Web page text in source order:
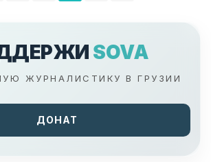
SOVA
ЖУРНАЛИСТИКУ В ГРУЗИИ
ДОНАТ